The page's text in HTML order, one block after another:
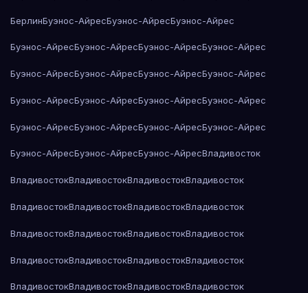
БерлинБуэнос-АйресБуэнос-АйресБуэнос-Айрес
Буэнос-АйресБуэнос-АйресБуэнос-АйресБуэнос-Айрес
Буэнос-АйресБуэнос-АйресБуэнос-АйресБуэнос-Айрес
Буэнос-АйресБуэнос-АйресБуэнос-АйресБуэнос-Айрес
Буэнос-АйресБуэнос-АйресБуэнос-АйресБуэнос-Айрес
Буэнос-АйресБуэнос-АйресБуэнос-АйресВладивосток
ВладивостокВладивостокВладивостокВладивосток
ВладивостокВладивостокВладивостокВладивосток
ВладивостокВладивостокВладивостокВладивосток
ВладивостокВладивостокВладивостокВладивосток
ВладивостокВладивостокВладивостокВладивосток